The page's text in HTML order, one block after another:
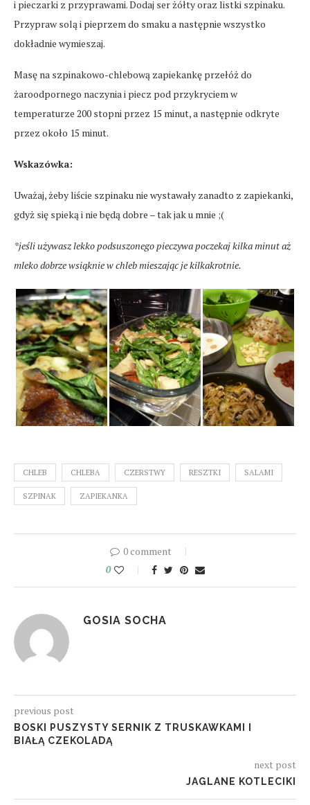
i pieczarki z przyprawami. Dodaj ser żółty oraz listki szpinaku.
Przypraw solą i pieprzem do smaku a następnie wszystko
dokładnie wymieszaj.
Masę na szpinakowo-chlebową zapiekankę przełóż do
żaroodpornego naczynia i piecz pod przykryciem w
temperaturze 200 stopni przez 15 minut, a następnie odkryte
przez około 15 minut.
Wskazówka:
Uważaj, żeby liście szpinaku nie wystawały zanadto z zapiekanki,
gdyż się spieką i nie będą dobre – tak jak u mnie ;(
*jeśli używasz lekko podsuszonego pieczywa poczekaj kilka minut aż
mleko dobrze wsiąknie w chleb mieszając je kilkakrotnie.
CHLEB CHLEBA CZERSTWY RESZTKI SALAMI
SZPINAK ZAPIEKANKA
0 comment
0
GOSIA SOCHA
previous post
BOSKI PUSZYSTY SERNIK Z TRUSKAWKAMI I
BIAŁĄ CZEKOLADĄ
next post
JAGLANE KOTLECIKI